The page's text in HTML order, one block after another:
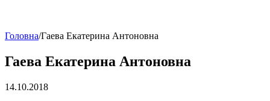
Головна/Гаева Екатерина Антоновна
Гаева Екатерина Антоновна
14.10.2018